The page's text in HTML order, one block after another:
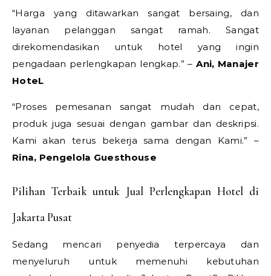
“Harga yang ditawarkan sangat bersaing, dan
layanan pelanggan sangat ramah. Sangat
direkomendasikan untuk hotel yang ingin
pengadaan perlengkapan lengkap.” –Ani, Manajer
HoteL
“Proses pemesanan sangat mudah dan cepat,
produk juga sesuai dengan gambar dan deskripsi.
Kami akan terus bekerja sama dengan Kami.” –
Rina, Pengelola Guesthouse
Pilihan Terbaik untuk Jual Perlengkapan Hotel di
Jakarta Pusat
Sedang mencari penyedia terpercaya dan
menyeluruh untuk memenuhi kebutuhan